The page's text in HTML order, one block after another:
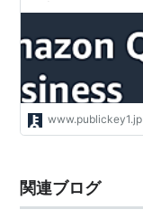
www.publickey1.jp
関連ブログ